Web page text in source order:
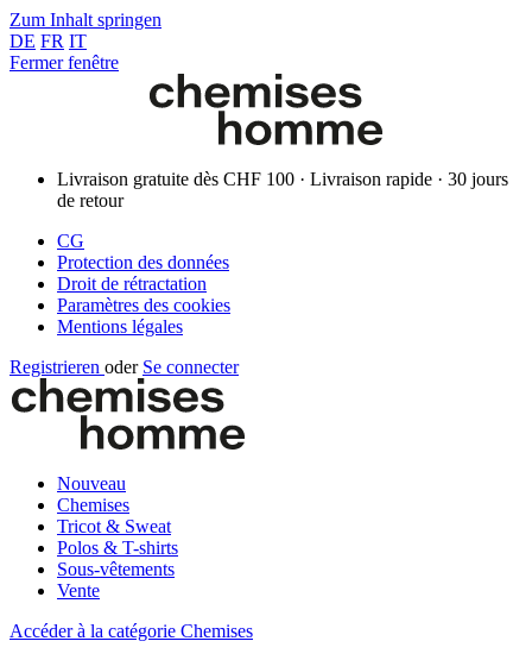
Zum Inhalt springen
DE FR IT
Fermer fenêtre
Livraison gratuite dès CHF 100 · Livraison rapide · 30 jours
de retour
CG
Protection des données
Droit de rétractation
Paramètres des cookies
Mentions légales
Registrieren oder Se connecter
Nouveau
Chemises
Tricot & Sweat
Polos & T-shirts
Sous-vêtements
Vente
Accéder à la catégorie Chemises